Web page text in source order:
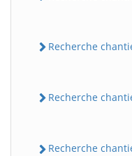
Recherche
Recherche
Recherche